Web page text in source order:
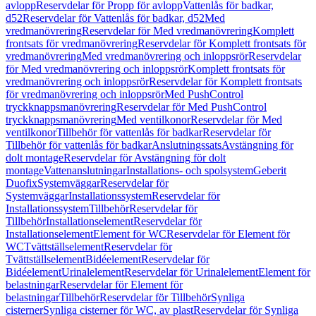
avloppReservdelar för Propp för avloppVattenlås för badkar,
d52Reservdelar för Vattenlås för badkar, d52Med
vredmanövreringReservdelar för Med vredmanövreringKomplett
frontsats för vredmanövreringReservdelar för Komplett frontsats för
vredmanövreringMed vredmanövrering och inloppsrörReservdelar
för Med vredmanövrering och inloppsrörKomplett frontsats för
vredmanövrering och inloppsrörReservdelar för Komplett frontsats
för vredmanövrering och inloppsrörMed PushControl
tryckknappsmanövreringReservdelar för Med PushControl
tryckknappsmanövreringMed ventilkonorReservdelar för Med
ventilkonorTillbehör för vattenlås för badkarReservdelar för
Tillbehör för vattenlås för badkarAnslutningssatsAvstängning för
dolt montageReservdelar för Avstängning för dolt
montageVattenanslutningarInstallations- och spolsystemGeberit
DuofixSystemväggarReservdelar för
SystemväggarInstallationssystemReservdelar för
InstallationssystemTillbehörReservdelar för
TillbehörInstallationselementReservdelar för
InstallationselementElement för WCReservdelar för Element för
WCTvättställselementReservdelar för
TvättställselementBidéelementReservdelar för
BidéelementUrinalelementReservdelar för UrinalelementElement för
belastningarReservdelar för Element för
belastningarTillbehörReservdelar för TillbehörSynliga
cisternerSynliga cisterner för WC, av plastReservdelar för Synliga